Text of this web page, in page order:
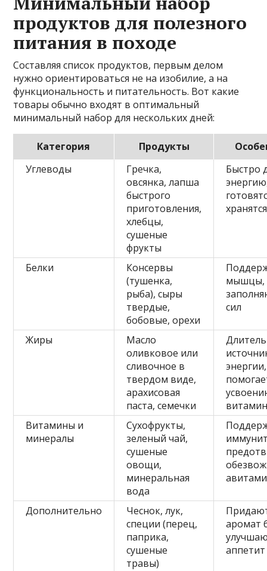
продуктов для полезного
питания в походе
Составляя список продуктов, первым делом
нужно ориентироваться не на изобилие, а на
функциональность и питательность. Вот какие
товары обычно входят в оптимальный
минимальный набор для нескольких дней:
Категория Продукты
Углеводы
Гречка,
овсянка, лапша
быстрого
приготовления,
хлебцы,
сушеные
фрукты
Быстро
хранятся
Белки
Консервы
(тушенка,
рыба), сыры
твердые,
бобовые, орехи
мышцы,
сил
Жиры
Масло
оливковое или
сливочное в
твердом виде,
арахисовая
паста, семечки
энергии,
Витамины и
минералы
Сухофрукты,
зеленый чай,
сушеные
овощи,
минеральная
вода
Дополнительно
Чеснок, лук,
специи (перец,
паприка,
сушеные
травы)
аромат
аппетит